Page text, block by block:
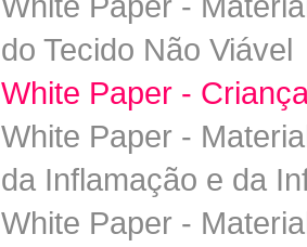
do Tecido Não Viável
White Paper -
White Paper -
da Inflamação e da
White Paper -